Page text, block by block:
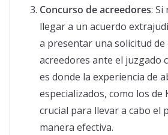
Concurso de acreedores: Si
llegar a un acuerdo
a presentar una solicitud de
acreedores ante el juzgado
es donde la experiencia de
especializados, como los de
crucial para llevar a cabo el
manera efectiva.